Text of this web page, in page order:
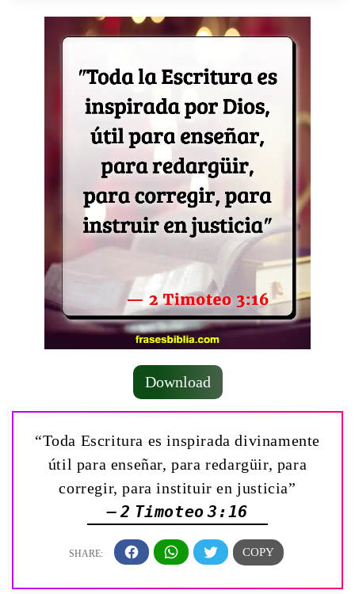
Download
“Toda Escritura es inspirada divinamente
útil para enseñar, para redargüir, para
corregir, para instituir en justicia”
— 2 Timoteo 3:16